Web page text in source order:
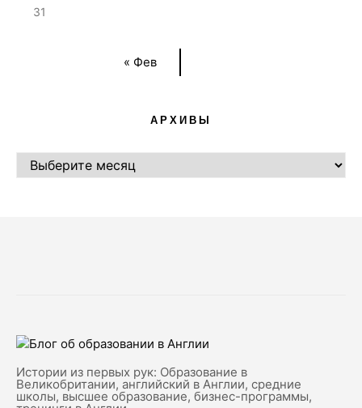
« Фев
31
АРХИВЫ
Истории из первых рук: Образование в
Великобритании, английский в Англии, средние
школы, высшее образование, бизнес-программы,